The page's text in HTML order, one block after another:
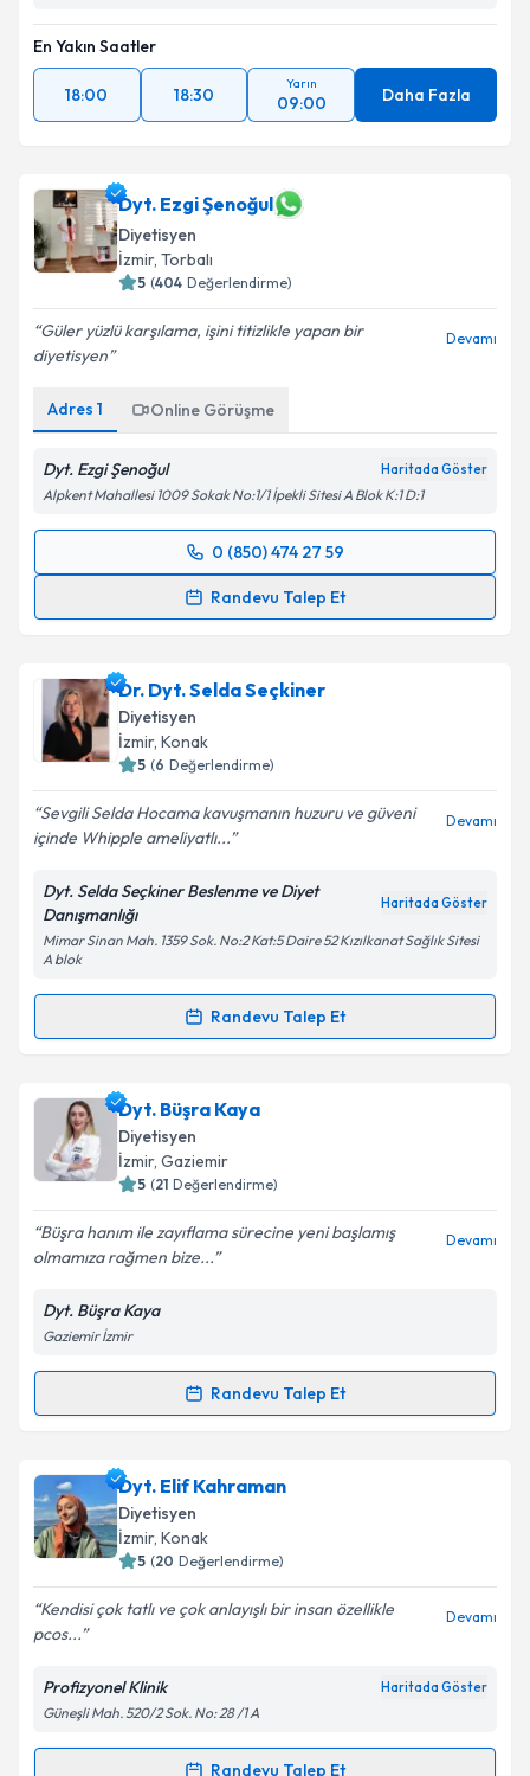
En Yakın Saatler
18:00 18:30
Yarın
09:00 Daha Fazla
Dyt. Ezgi Şenoğul
Diyetisyen
İzmir, Torbalı
5 (404 Değerlendirme)
Güler yüzlü karşılama, işini titizlikle yapan bir
diyetisyen
Devamı
Adres 1 Online Görüşme
Dyt. Ezgi Şenoğul Haritada Göster
Alpkent Mahallesi 1009 Sokak No:1/1 İpekli Sitesi A Blok K:1 D:1
0 (850) 474 27 59
Randevu Talep Et
Randevu Takvimi Talebi
takvim hazırlandığında e-posta ile bilgilendireceğiz.
E-posta Adresiniz
Kişisel verilerimin işlenmesine ilişkin
kapsamda işlenmesini kabul ediyorum.
Dr. Dyt. Selda Seçkiner
Diyetisyen
İzmir, Konak
5 (6 Değerlendirme)
Sevgili Selda Hocama kavuşmanın huzuru ve güveni
içinde Whipple ameliyatlı...
Devamı
Dyt. Selda Seçkiner Beslenme ve Diyet
Danışmanlığı
Haritada Göster
Mimar Sinan Mah. 1359 Sok. No:2 Kat:5 Daire 52 Kızılkanat Sağlık Sitesi
A blok
Randevu Talep Et
Randevu Takvimi Talebi
Dr. Dyt. Selda Seçkiner
oluşturun. Size bu uzmandan randevu almanız için bir
takvim hazırlandığında e-posta ile bilgilendireceğiz.
Kişisel verilerimin işlenmesine ilişkin
Metni
kapsamda işlenmesini kabul ediyorum.
Dyt. Büşra Kaya
Diyetisyen
İzmir, Gaziemir
5 (21 Değerlendirme)
Büşra hanım ile zayıflama sürecine yeni başlamış
olmamıza rağmen bize...
Devamı
Dyt. Büşra Kaya
Gaziemir İzmir
Randevu Talep Et
Randevu Takvimi Talebi
Dyt. Büşra Kayaiçin randevu takvimi talebi oluşturun.
Size bu uzmandan randevu almanız için bir takvim
hazırlandığında e-posta ile bilgilendireceğiz.
Kişisel verilerimin işlenmesine ilişkin
Aydınlatma
Metni'ni okudum ve kişisel verilerimin belirtilen
kapsamda işlenmesini kabul ediyorum.
Dyt. Elif Kahraman
Diyetisyen
İzmir, Konak
5 (20 Değerlendirme)
Kendisi çok tatlı ve çok anlayışlı bir insan özellikle
pcos...
Devamı
Profizyonel Klinik Haritada Göster
Güneşli Mah. 520/2 Sok. No: 28 /1 A
Randevu Talep Et